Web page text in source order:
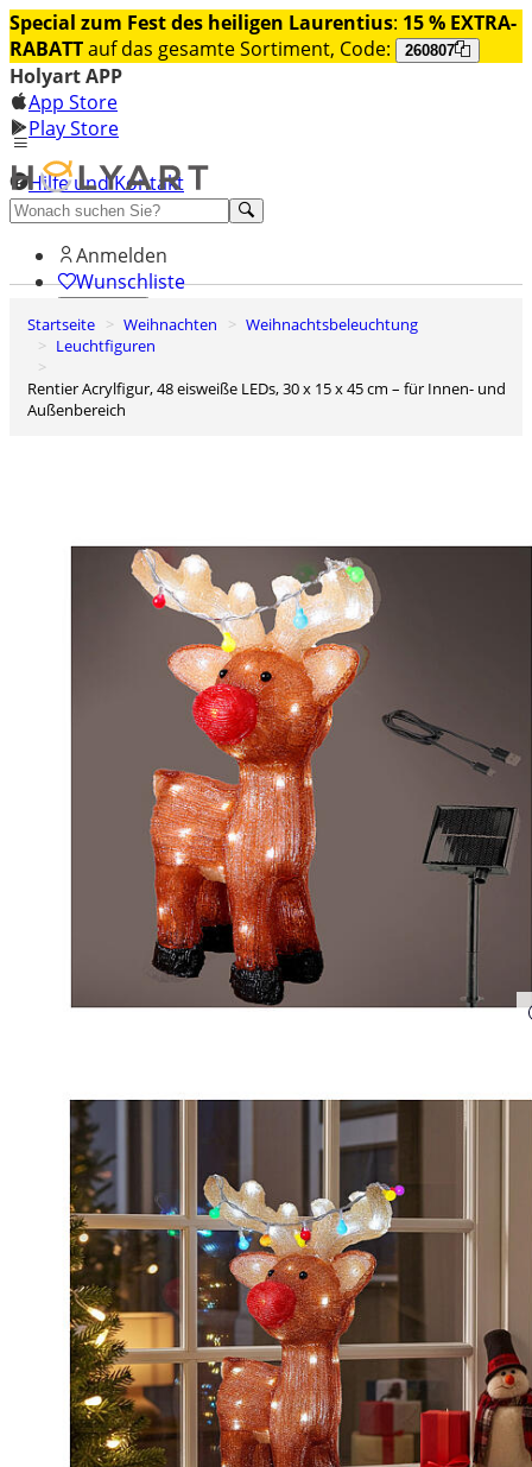
Special zum Fest des heiligen Laurentius: 15 % EXTRA-
RABATTauf das gesamte Sortiment, Code: 260807
Holyart APP
App Store
Play Store
Hilfe und Kontakt
Entdecken Sie Premium
Anmelden
Wunschliste
0
Warenkorb
Startseite Weihnachten
Weihnachtsbeleuchtung
Leuchtfiguren
Rentier Acrylfigur, 48 eisweiße LEDs, 30 x 15 x 45 cm – für Innen- und
Außenbereich